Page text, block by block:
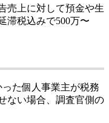
売上に対して預金や生
滞税込みで500万〜
た個人事業主が税務
ない場合、調査官側の